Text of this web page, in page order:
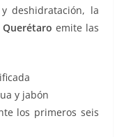
deshidratación, la
emite las
y jabón
los primeros seis